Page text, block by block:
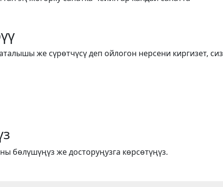
же сүрөтчүсү деп ойлогон нерсени киргизет, сиз
бөлүшүңүз же досторуңузга көрсөтүңүз.